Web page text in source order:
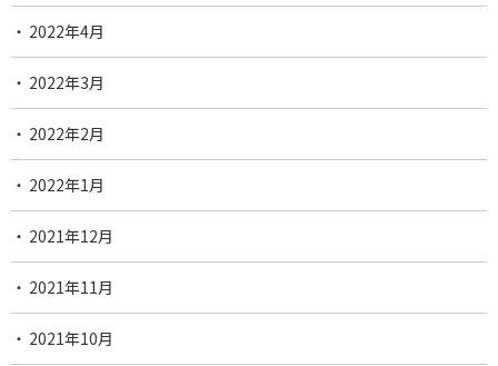
2022年4月
2022年3月
2022年2月
2022年1月
2021年12月
2021年11月
2021年10月